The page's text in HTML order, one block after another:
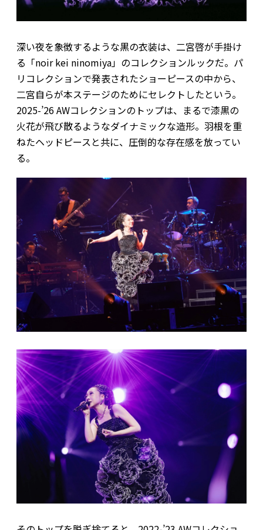
深い夜を象徴するような黒の衣装は、二宮啓が手掛け
る「noir kei ninomiya」のコレクションルックだ。パ
リコレクションで発表されたショーピースの中から、
二宮自らが本ステージのためにセレクトしたという。
2025-’26 AWコレクションのトップは、まるで漆黒の
火花が飛び散るようなダイナミックな造形。羽根を重
ねたヘッドピースと共に、圧倒的な存在感を放ってい
る。